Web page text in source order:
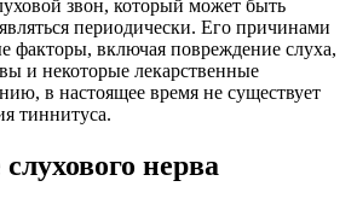
звон, который может быть
периодически. Его причинами
факторы, включая повреждение слуха,
и некоторые лекарственные
в настоящее время не существует
тиннитуса.
нерва